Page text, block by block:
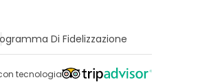
Di Fidelizzazione
tecnologia